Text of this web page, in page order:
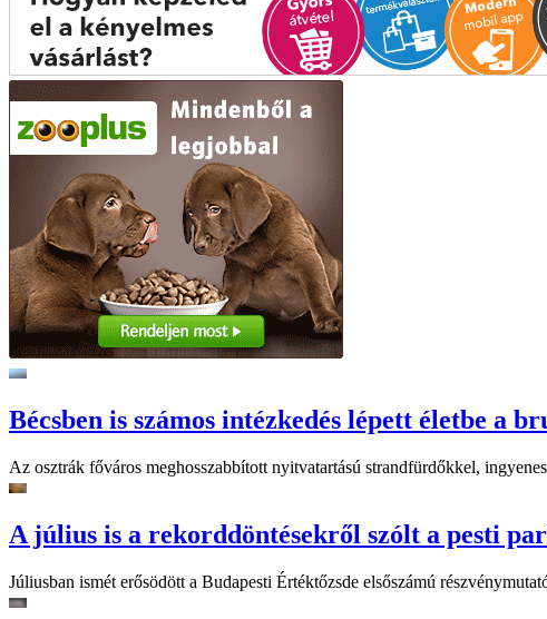
Bécsben is számos intézkedés lépett életbe a
Az osztrák főváros meghosszabbított nyitvatartású strandfürdőkkel,
A július is a rekorddöntésekről szólt a pesti
Júliusban ismét erősödött a Budapesti Értéktőzsde elsőszámú